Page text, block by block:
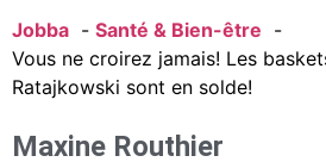
Jobba
Santé & Bien-être
Vous ne croirez jamais! Les
Ratajkowski sont en solde!
Maxine Routhier